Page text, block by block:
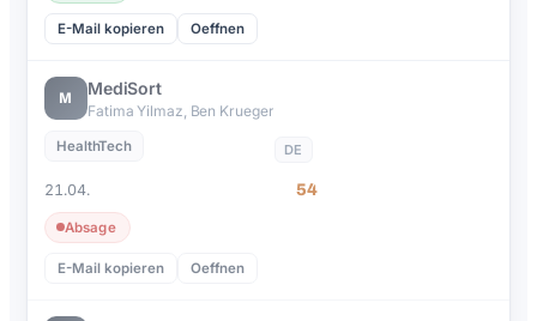
E-Mail kopieren Oeffnen
M
MediSort
Fatima Yilmaz, Ben Krueger
HealthTech DE
21.04. 54
Absage
E-Mail kopieren Oeffnen